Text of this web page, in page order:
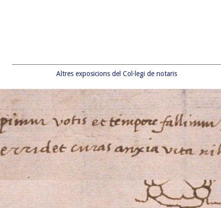
Altres exposicions del Col·legi de notaris